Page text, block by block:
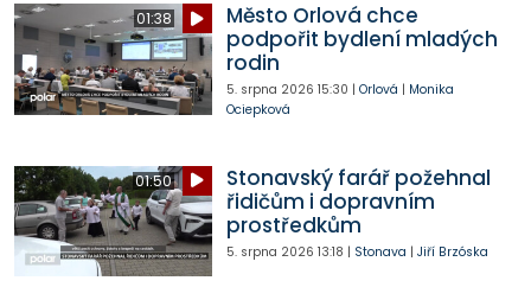
01:38
Město Orlová chce
podpořit bydlení mladých
rodin
5. srpna 2026 15:30 | Orlová | Monika
Ociepková
01:50
Stonavský farář požehnal
řidičům i dopravním
prostředkům
5. srpna 2026 13:18 | Stonava | Jiří Brzóska